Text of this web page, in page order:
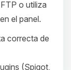
o utiliza
el panel.
correcta de
(Spigot,